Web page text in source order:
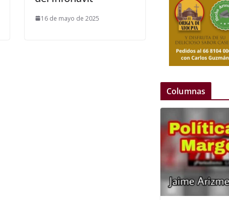
16 de mayo de 2025
Columnas